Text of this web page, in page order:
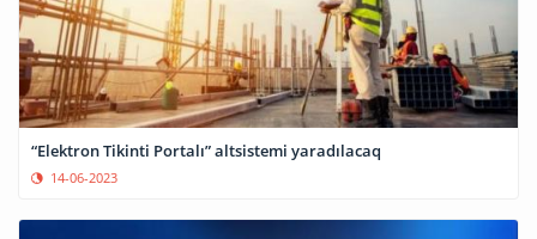
“Elektron Tikinti Portalı” altsistemi yaradılacaq
14-06-2023